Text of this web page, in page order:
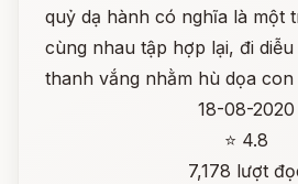
quỷ dạ hành có nghĩa là một
cùng nhau tập hợp lại, đi
thanh vắng nhằm hù dọa con
18-08-2020
⭐ 4.8
7,178 lượt